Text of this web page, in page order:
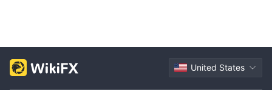
United States